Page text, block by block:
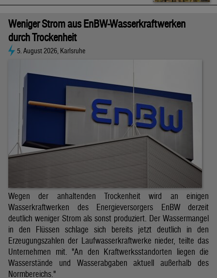
Weniger Strom aus EnBW-Wasserkraftwerken
durch Trockenheit
5. August 2026, Karlsruhe
Wegen der anhaltenden Trockenheit wird an einigen
Wasserkraftwerken des Energieversorgers EnBW derzeit
deutlich weniger Strom als sonst produziert. Der Wassermangel
in den Flüssen schlage sich bereits jetzt deutlich in den
Erzeugungszahlen der Laufwasserkraftwerke nieder, teilte das
Unternehmen mit. "An den Kraftwerksstandorten liegen die
Wasserstände und Wasserabgaben aktuell außerhalb des
Normbereichs."